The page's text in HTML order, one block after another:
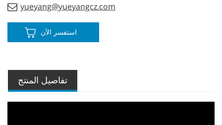
yueyang@yueyangcz.com
استفسر الآن
تفاصيل المنتج